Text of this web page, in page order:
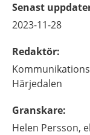
Senast
2023-11-28
Redaktör:
Härjedalen
Granskare:
Helen Persson,